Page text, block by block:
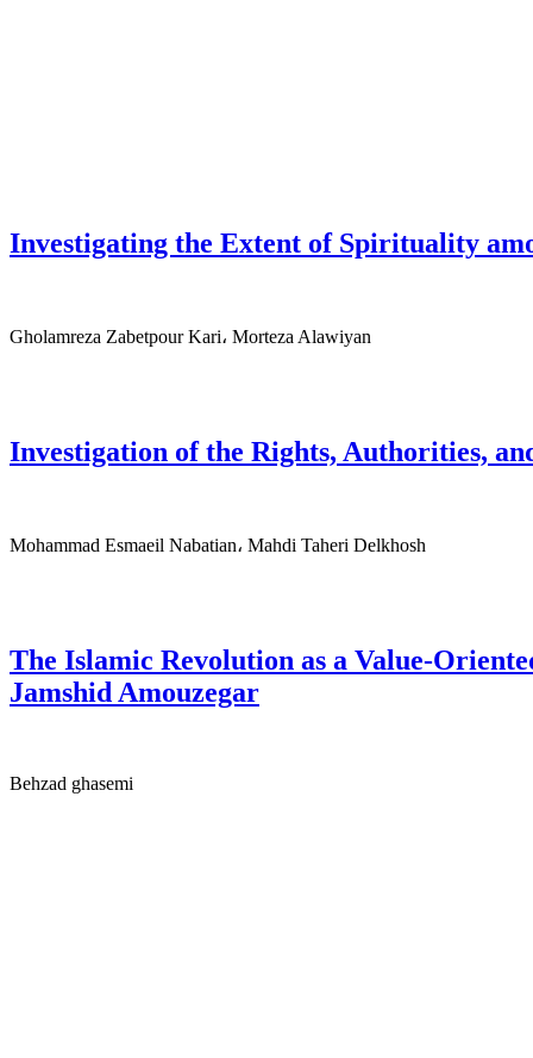
Investigating the Extent of Spirituality
Gholamreza Zabetpour Kari، Morteza Alawiyan
Investigation of the Rights, Authorities,
Mohammad Esmaeil Nabatian، Mahdi Taheri Delkhosh
The Islamic Revolution as a Value-
Jamshid Amouzegar
Behzad ghasemi